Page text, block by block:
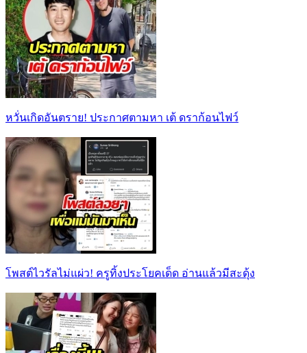
หวั่นเกิดอันตราย! ประกาศตามหา เต้ ดราก้อนไฟว์
โพสต์ไวรัลไม่แผ่ว! ครูทิ้งประโยคเด็ด อ่านแล้วมีสะดุ้ง